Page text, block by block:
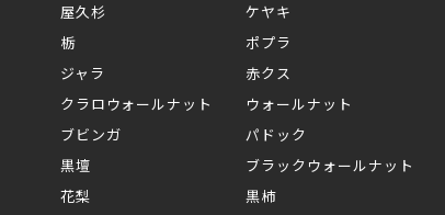
屋久杉
ケヤキ
栃
ポプラ
ジャラ
赤クス
クラロウォールナット
ウォールナット
ブビンガ
パドック
黒壇
ブラックウォールナット
花梨
黒柿